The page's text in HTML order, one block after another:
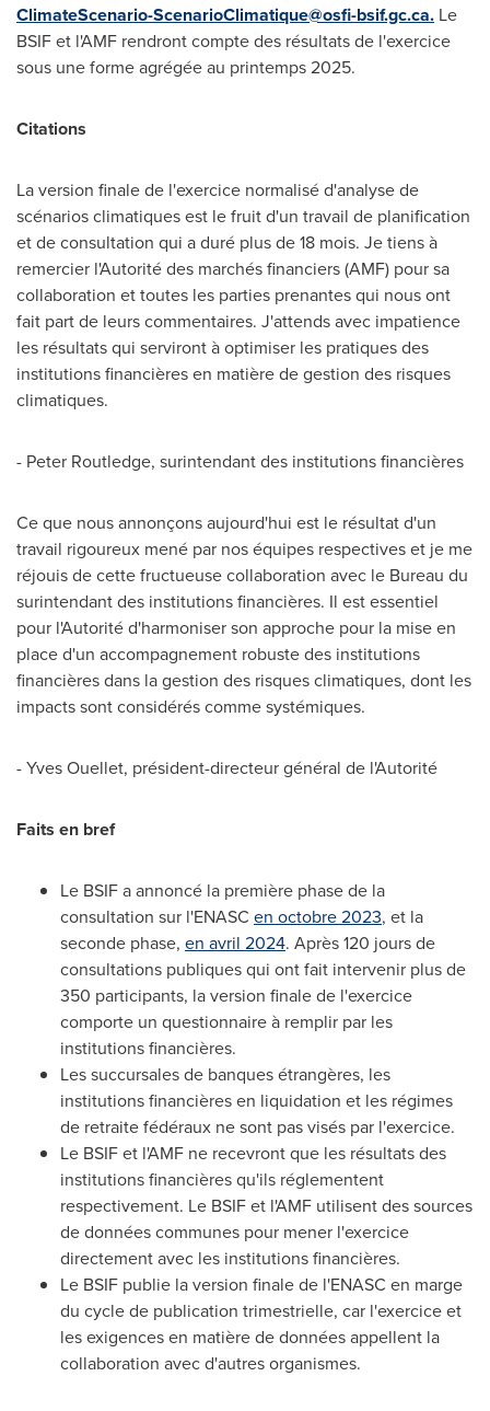
ClimateScenario-ScenarioClimatique@osfi-bsif.gc.ca. Le
BSIF et l'AMF rendront compte des résultats de l'exercice
sous une forme agrégée au printemps 2025.
Citations
La version finale de l'exercice normalisé d'analyse de
scénarios climatiques est le fruit d'un travail de planification
et de consultation qui a duré plus de 18 mois. Je tiens à
remercier l'Autorité des marchés financiers (AMF) pour sa
collaboration et toutes les parties prenantes qui nous ont
fait part de leurs commentaires. J'attends avec impatience
les résultats qui serviront à optimiser les pratiques des
institutions financières en matière de gestion des risques
climatiques.
- Peter Routledge, surintendant des institutions financières
Ce que nous annonçons aujourd'hui est le résultat d'un
travail rigoureux mené par nos équipes respectives et je me
réjouis de cette fructueuse collaboration avec le Bureau du
surintendant des institutions financières. Il est essentiel
pour l'Autorité d'harmoniser son approche pour la mise en
place d'un accompagnement robuste des institutions
financières dans la gestion des risques climatiques, dont les
impacts sont considérés comme systémiques.
- Yves Ouellet, président-directeur général de l'Autorité
Faits en bref
Le BSIF a annoncé la première phase de la
consultation sur l'ENASC en octobre 2023, et la
seconde phase, en avril 2024. Après 120 jours de
consultations publiques qui ont fait intervenir plus de
350 participants, la version finale de l'exercice
comporte un questionnaire à remplir par les
institutions financières.
Les succursales de banques étrangères, les
institutions financières en liquidation et les régimes
de retraite fédéraux ne sont pas visés par l'exercice.
Le BSIF et l'AMF ne recevront que les résultats des
institutions financières qu'ils réglementent
respectivement. Le BSIF et l'AMF utilisent des sources
de données communes pour mener l'exercice
directement avec les institutions financières.
Le BSIF publie la version finale de l'ENASC en marge
du cycle de publication trimestrielle, car l'exercice et
les exigences en matière de données appellent la
collaboration avec d'autres organismes.